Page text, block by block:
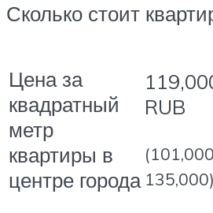
Сколько стоит
Цена за
квадратный
метр
квартиры в
центре города
RUB
135,000)